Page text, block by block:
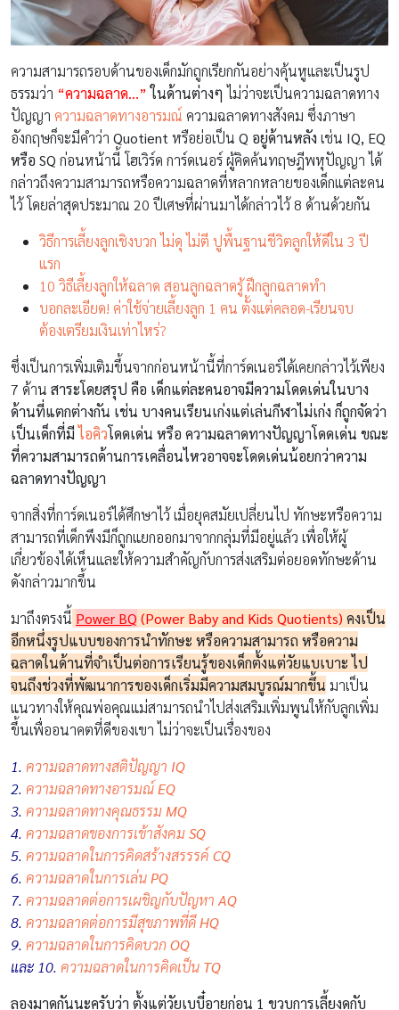
ความสามารถรอบด้านของเด็กมักถูกเรียกกันอย่างคุ้นหูและเป็นรูป
ธรรมว่า “ความฉลาด…”ในด้านต่างๆ ไม่ว่าจะเป็นความฉลาดทาง
ปัญญา ความฉลาดทางอารมณ์ ความฉลาดทางสังคม ซึ่งภาษา
อังกฤษก็จะมีคำว่า Quotient หรือย่อเป็น Q อยู่ด้านหลัง เช่น IQ, EQ
หรือ SQ ก่อนหน้านี้ โฮเวิร์ด การ์ดเนอร์ ผู้คิดค้นทฤษฎีพหุปัญญา ได้
กล่าวถึงความสามารถหรือความฉลาดที่หลากหลายของเด็กแต่ละคน
ไว้ โดยล่าสุดประมาณ 20 ปีเศษที่ผ่านมาได้กล่าวไว้ 8 ด้านด้วยกัน
วิธีการเลี้ยงลูกเชิงบวก ไม่ดุ ไม่ตี ปูพื้นฐานชีวิตลูกให้ดีใน 3 ปี
แรก
10 วิธีเลี้ยงลูกให้ฉลาด สอนลูกฉลาดรู้ ฝึกลูกฉลาดทำ
บอกละเอียด! ค่าใช้จ่ายเลี้ยงลูก 1 คน ตั้งแต่คลอด-เรียนจบ
ต้องเตรียมเงินเท่าไหร่?
ซึ่งเป็นการเพิ่มเติมขึ้นจากก่อนหน้านี้ที่การ์ดเนอร์ได้เคยกล่าวไว้เพียง
7 ด้าน สาระโดยสรุป คือ เด็กแต่ละคนอาจมีความโดดเด่นในบาง
ด้านที่แตกต่างกัน เช่น บางคนเรียนเก่งแต่เล่นกีฬาไม่เก่ง ก็ถูกจัดว่า
เป็นเด็กที่มีไอคิวโดดเด่น หรือ ความฉลาดทางปัญญาโดดเด่น ขณะ
ที่ความสามารถด้านการเคลื่อนไหวอาจจะโดดเด่นน้อยกว่าความ
ฉลาดทางปัญญา
จากสิ่งที่การ์ดเนอร์ได้ศึกษาไว้ เมื่อยุคสมัยเปลี่ยนไป ทักษะหรือความ
สามารถที่เด็กพึงมีก็ถูกแยกออกมาจากกลุ่มที่มีอยู่แล้ว เพื่อให้ผู้
เกี่ยวข้องได้เห็นและให้ความสำคัญกับการส่งเสริมต่อยอดทักษะด้าน
ดังกล่าวมากขึ้น
มาถึงตรงนี้ Power BQ (Power Baby and Kids Quotients) คงเป็น
อีกหนึ่งรูปแบบของการนำทักษะ หรือความสามารถ หรือความ
ฉลาดในด้านที่จำเป็นต่อการเรียนรู้ของเด็กตั้งแต่วัยแบเบาะ ไป
จนถึงช่วงที่พัฒนาการของเด็กเริ่มมีความสมบูรณ์มากขึ้น มาเป็น
แนวทางให้คุณพ่อคุณแม่สามารถนำไปส่งเสริมเพิ่มพูนให้กับลูกเพิ่ม
ขึ้นเพื่ออนาคตที่ดีของเขา ไม่ว่าจะเป็นเรื่องของ
1. ความฉลาดทางสติปัญญา IQ
2. ความฉลาดทางอารมณ์EQ
3. ความฉลาดทางคุณธรรมMQ
4. ความฉลาดของการเข้าสังคมSQ
5. ความฉลาดในการคิดสร้างสรรรค์ CQ
6. ความฉลาดในการเล่นPQ
7. ความฉลาดต่อการเผชิญกับปัญหาAQ
8. ความฉลาดต่อการมีสุขภาพที่ดีHQ
9. ความฉลาดในการคิดบวกOQ
และ 10. ความฉลาดในการคิดเป็น TQ
ลองมาดูกันนะครับว่า ตั้งแต่วัยเบบี๋อายุก่อน 1 ขวบการเลี้ยงดูกับ